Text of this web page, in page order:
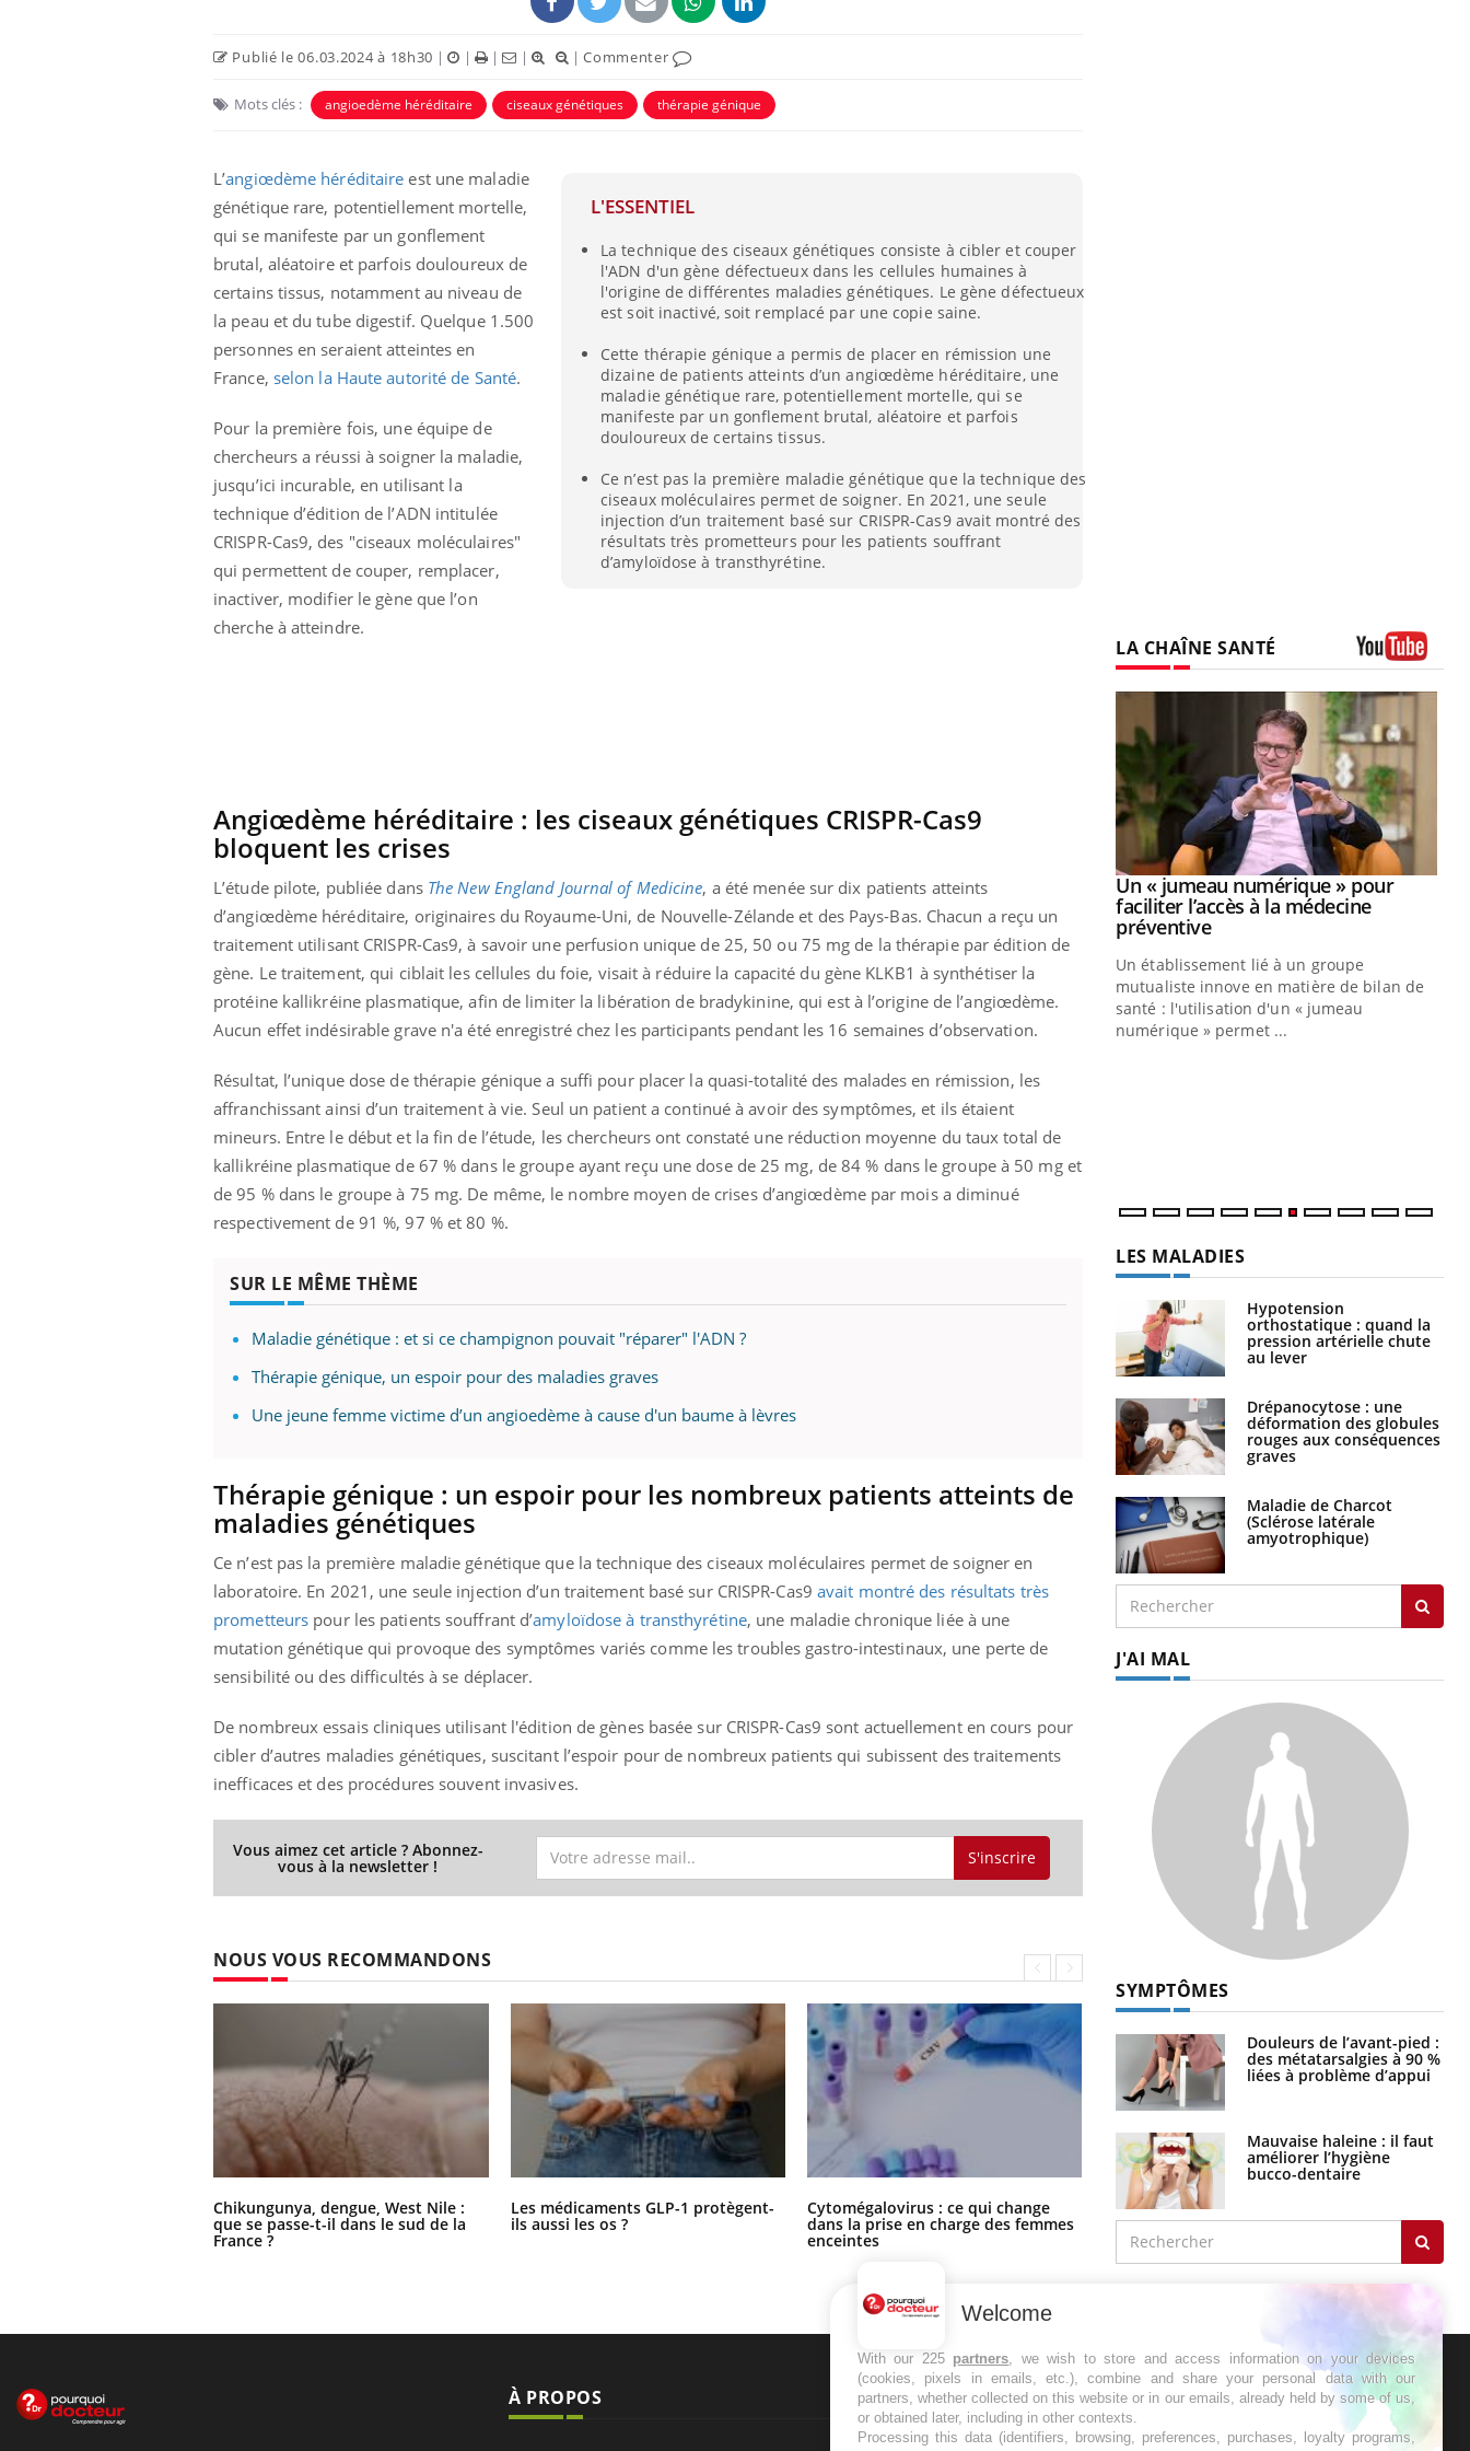
Publié le 06.03.2024 à 18h30 | | | | |Commenter
Mots clés : angioedème héréditaire ciseaux génétiques thérapie génique
L'ESSENTIEL
La technique des ciseaux génétiques consiste à cibler et couper
l'ADN d'un gène défectueux dans les cellules humaines à
l'origine de différentes maladies génétiques. Le gène défectueux
est soit inactivé, soit remplacé par une copie saine.
Cette thérapie génique a permis de placer en rémission une
dizaine de patients atteints d’un angiœdème héréditaire, une
maladie génétique rare, potentiellement mortelle, qui se
manifeste par un gonflement brutal, aléatoire et parfois
douloureux de certains tissus.
Ce n’est pas la première maladie génétique que la technique des
ciseaux moléculaires permet de soigner. En 2021, une seule
injection d’un traitement basé sur CRISPR-Cas9 avait montré des
résultats très prometteurs pour les patients souffrant
d’amyloïdose à transthyrétine.
L’angiœdème héréditaire est une maladie
génétique rare, potentiellement mortelle,
qui se manifeste par un gonflement
brutal, aléatoire et parfois douloureux de
certains tissus, notamment au niveau de
la peau et du tube digestif. Quelque 1.500
personnes en seraient atteintes en
France, selon la Haute autorité de Santé.
Pour la première fois, une équipe de
chercheurs a réussi à soigner la maladie,
jusqu’ici incurable, en utilisant la
technique d’édition de l’ADN intitulée
CRISPR-Cas9, des "ciseaux moléculaires"
qui permettent de couper, remplacer,
inactiver, modifier le gène que l’on
cherche à atteindre.
Angiœdème héréditaire : les ciseaux génétiques CRISPR-Cas9
bloquent les crises
L’étude pilote, publiée dans The New England Journal of Medicine, a été menée sur dix patients atteints
d’angiœdème héréditaire, originaires du Royaume-Uni, de Nouvelle-Zélande et des Pays-Bas. Chacun a reçu un
traitement utilisant CRISPR-Cas9, à savoir une perfusion unique de 25, 50 ou 75 mg de la thérapie par édition de
gène. Le traitement, qui ciblait les cellules du foie, visait à réduire la capacité du gène KLKB1 à synthétiser la
protéine kallikréine plasmatique, afin de limiter la libération de bradykinine, qui est à l’origine de l’angiœdème.
Aucun effet indésirable grave n'a été enregistré chez les participants pendant les 16 semaines d’observation.
Résultat, l’unique dose de thérapie génique a suffi pour placer la quasi-totalité des malades en rémission, les
affranchissant ainsi d’un traitement à vie. Seul un patient a continué à avoir des symptômes, et ils étaient
mineurs. Entre le début et la fin de l’étude, les chercheurs ont constaté une réduction moyenne du taux total de
kallikréine plasmatique de 67 % dans le groupe ayant reçu une dose de 25 mg, de 84 % dans le groupe à 50 mg et
de 95 % dans le groupe à 75 mg. De même, le nombre moyen de crises d’angiœdème par mois a diminué
respectivement de 91 %, 97 % et 80 %.
SUR LE MÊME THÈME
Maladie génétique : et si ce champignon pouvait "réparer" l'ADN ?
Thérapie génique, un espoir pour des maladies graves
Une jeune femme victime d’un angioedème à cause d'un baume à lèvres
Thérapie génique : un espoir pour les nombreux patients atteints de
maladies génétiques
Ce n’est pas la première maladie génétique que la technique des ciseaux moléculaires permet de soigner en
laboratoire. En 2021, une seule injection d’un traitement basé sur CRISPR-Cas9 avait montré des résultats très
prometteurs pour les patients souffrant d’amyloïdose à transthyrétine, une maladie chronique liée à une
mutation génétique qui provoque des symptômes variés comme les troubles gastro-intestinaux, une perte de
sensibilité ou des difficultés à se déplacer.
De nombreux essais cliniques utilisant l'édition de gènes basée sur CRISPR-Cas9 sont actuellement en cours pour
cibler d’autres maladies génétiques, suscitant l’espoir pour de nombreux patients qui subissent des traitements
inefficaces et des procédures souvent invasives.
Vous aimez cet article ? Abonnez-
vous à la newsletter ! S'inscrire
NOUS VOUS RECOMMANDONS
Chikungunya, dengue, West Nile :
que se passe-t-il dans le sud de la
France ?
Les médicaments GLP-1 protègent-
ils aussi les os ?
Cytomégalovirus : ce qui change
dans la prise en charge des femmes
enceintes
La sieste empêche-t-elle de dormir
la nuit ?
LA CHAÎNE SANTÉ
Insuline & Charge mentale : et si on
osait en parler??Youtube
En 2026, l'insuline dans le diabète de type 2
reste entourée d'idées reçues chez les
patients comme parfois chez les soignants.
Youtube
Eczéma Chronique des Mains : se
préparer pour l’été ! Youtube
L'été arrive… et avec lui, un tout nouveau
rythme de vie ! Vacances, plage, piscine,
soleil, activités en plein air… Nos mains
sont ...
Youtube
Diabète & Ramadan 2026
Le Ramadan approche, et, pour de
nombreuses personnes atteintes de
diabète, c'est une période de questions, de
défis, mais ...
Youtube
Un « jumeau numérique » pour
faciliter l’accès à la médecine
préventiveYoutube
Un établissement lié à un groupe
mutualiste innove en matière de bilan de
santé : l'utilisation d'un « jumeau
numérique » permet ...
LES MALADIES
Hypotension
orthostatique : quand la
pression artérielle chute
au lever
Drépanocytose : une
déformation des globules
rouges aux conséquences
graves
Maladie de Charcot
(Sclérose latérale
amyotrophique)
J'AI MAL
SYMPTÔMES
Douleurs de l’avant-pied :
des métatarsalgies à 90 %
liées à problème d’appui
Mauvaise haleine : il faut
améliorer l’hygiène
bucco-dentaire
À PROPOS NEWSLETTER
Welcome
With our 225 partners, we wish to store and access information on your devices
(cookies, pixels in emails, etc.), combine and share your personal data with our
partners, whether collected on this website or in our emails, already held by some of us,
or obtained later, including in other contexts.
Processing this data (identifiers, browsing, preferences, purchases, loyalty programs,